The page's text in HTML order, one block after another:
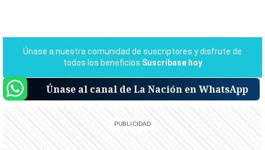
Únase al canal de La Nación en WhatsApp